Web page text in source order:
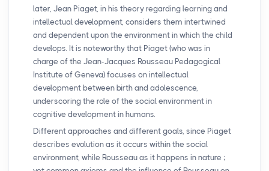
later, Jean Piaget, in his theory regarding learning and
intellectual development, considers them intertwined
and dependent upon the environment in which the child
develops. It is noteworthy that Piaget (who was in
charge of the Jean-Jacques Rousseau Pedagogical
Institute of Geneva) focuses on intellectual
development between birth and adolescence,
underscoring the role of the social environment in
cognitive development in humans.
Different approaches and different goals, since Piaget
describes evolution as it occurs within the social
environment, while Rousseau as it happens in nature ;